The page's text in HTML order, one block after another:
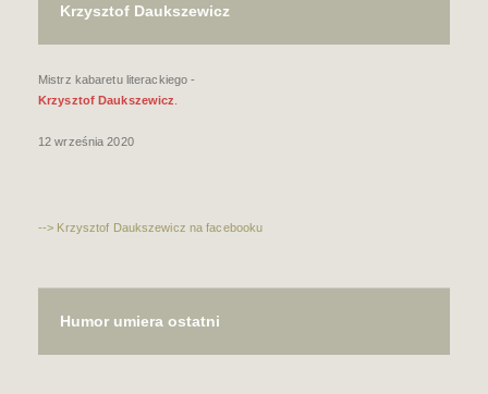
Krzysztof Daukszewicz
Mistrz kabaretu literackiego -
Krzysztof Daukszewicz
12 września 2020
--> Krzysztof Daukszewicz na facebooku
Humor umiera ostatni